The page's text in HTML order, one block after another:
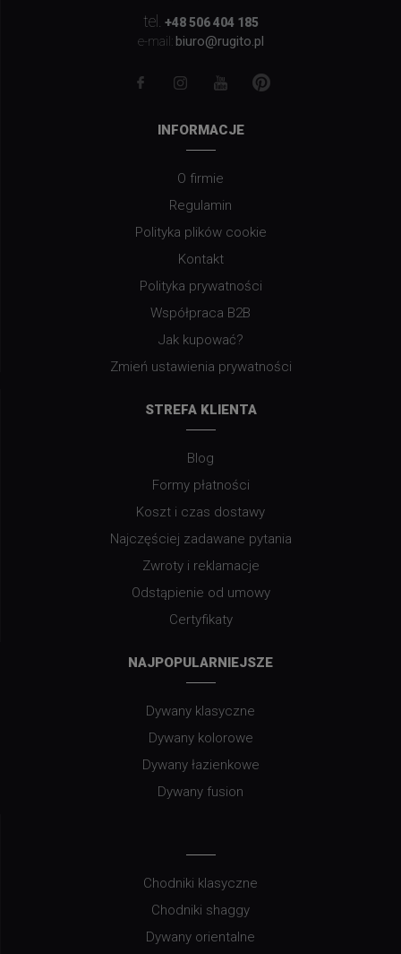
tel.
+48 506 404 185
e-mail: biuro@rugito.pl
INFORMACJE
O firmie
Regulamin
Polityka plików cookie
Kontakt
Polityka prywatności
Współpraca B2B
Jak kupować?
Zmień ustawienia prywatności
STREFA KLIENTA
Blog
Formy płatności
Koszt i czas dostawy
Najczęściej zadawane pytania
Zwroty i reklamacje
Odstąpienie od umowy
Certyfikaty
NAJPOPULARNIEJSZE
Dywany klasyczne
Dywany kolorowe
Dywany łazienkowe
Dywany fusion
Chodniki klasyczne
Chodniki shaggy
Dywany orientalne